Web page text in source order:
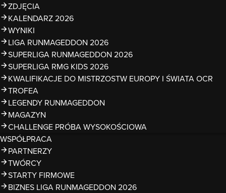
ZDJĘCIA
KALENDARZ 2026
WYNIKI
LIGA RUNMAGEDDON 2026
SUPERLIGA RUNMAGEDDON 2026
SUPERLIGA RMG KIDS 2026
KWALIFIKACJE DO MISTRZOSTW EUROPY I ŚWIATA OCR
TROFEA
LEGENDY RUNMAGEDDON
MAGAZYN
CHALLENGE PRÓBA WYSOKOŚCIOWA
WSPÓŁPRACA
PARTNERZY
TWÓRCY
STARTY FIRMOWE
BIZNES LIGA RUNMAGEDDON 2026